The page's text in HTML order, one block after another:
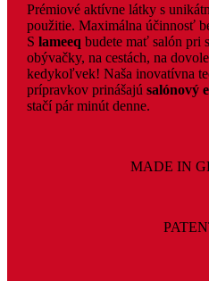
Prémiové aktívne látky s
použitie. Maximálna účinnosť
Slameeqbudete mať salón pri
obývačky, na cestách, na
kedykoľvek! Naša inovatívna
prípravkov prinášajúsalónový
stačí pár minút denne.
MADE IN